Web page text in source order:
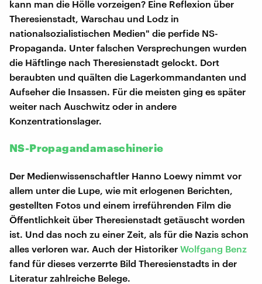
kann man die Hölle vorzeigen? Eine Reflexion über
Theresienstadt, Warschau und Lodz in
nationalsozialistischen Medien" die perfide NS-
Propaganda. Unter falschen Versprechungen wurden
die Häftlinge nach Theresienstadt gelockt. Dort
beraubten und quälten die Lagerkommandanten und
Aufseher die Insassen. Für die meisten ging es später
weiter nach Auschwitz oder in andere
Konzentrationslager.
NS-Propagandamaschinerie
Der Medienwissenschaftler Hanno Loewy nimmt vor
allem unter die Lupe, wie mit erlogenen Berichten,
gestellten Fotos und einem irreführenden Film die
Öffentlichkeit über Theresienstadt getäuscht worden
ist. Und das noch zu einer Zeit, als für die Nazis schon
alles verloren war. Auch der Historiker Wolfgang Benz
fand für dieses verzerrte Bild Theresienstadts in der
Literatur zahlreiche Belege.